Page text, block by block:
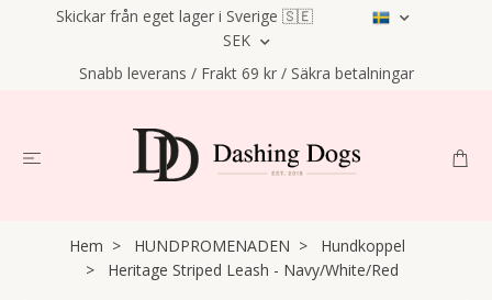
Skickar från eget lager i Sverige 🇸🇪
SEK
Snabb leverans / Frakt 69 kr / Säkra betalningar
Hem HUNDPROMENADEN
Hundkoppel
Heritage Striped Leash - Navy/White/Red